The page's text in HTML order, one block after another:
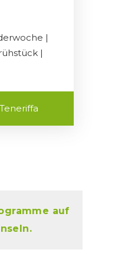
|
|
Teneriffa
auf